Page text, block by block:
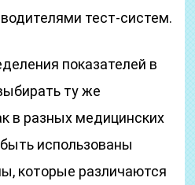
тест-систем.
показателей в
ту же
в разных медицинских
использованы
которые различаются